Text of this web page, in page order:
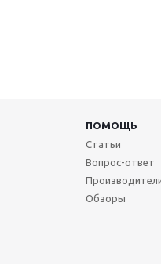
ПОМОЩЬ
Статьи
Вопрос-ответ
Обзоры